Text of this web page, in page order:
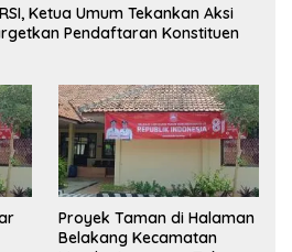
Ketua Umum Tekankan Aksi
Pendaftaran Konstituen
Proyek Taman di Halaman
Belakang Kecamatan